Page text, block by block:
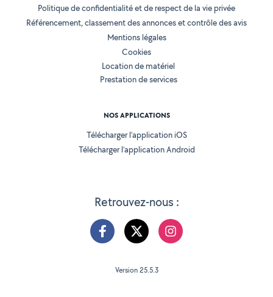
Retrouvez-nous :
Politique de confidentialité et de respect de la vie privée
Référencement, classement des annonces et contrôle des avis
Mentions légales
Cookies
Location de matériel
Prestation de services
NOS APPLICATIONS
Télécharger l’application iOS
Télécharger l’application Android
Version 25.5.3